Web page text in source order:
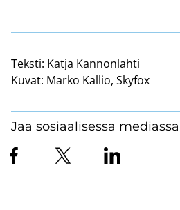
Teksti: Katja Kannonlahti
Kuvat: Marko Kallio, Skyfox
Jaa sosiaalisessa mediassa